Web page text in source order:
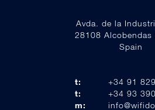
Avda. de la
28108 Alcobendas
Spain
t:
+34 91
t:
+34 93
m: